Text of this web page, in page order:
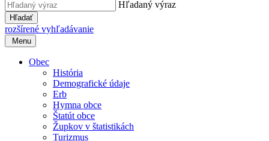
Hľadaný výraz
Hľadať
rozšírené vyhľadávanie
Menu
Obec
História
Demografické údaje
Erb
Hymna obce
Štatút obce
Župkov v štatistikách
Turizmus